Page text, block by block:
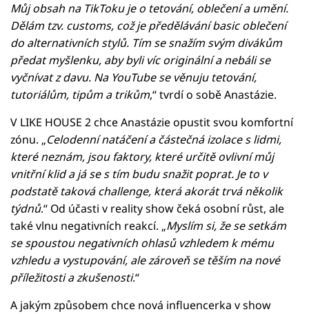
Můj obsah na TikToku je o tetování, oblečení a umění.
Dělám tzv. customs, což je předělávání basic oblečení
do alternativních stylů. Tím se snažím svým divákům
předat myšlenku, aby byli víc originální a nebáli se
vyčnívat z davu. Na YouTube se věnuju tetování,
tutoriálům, tipům a trikům,“ tvrdí o sobě Anastázie.
V LIKE HOUSE 2 chce Anastázie opustit svou komfortní
zónu. „Celodenní natáčení a částečná izolace s lidmi,
které neznám, jsou faktory, které určitě ovlivní můj
vnitřní klid a já se s tím budu snažit poprat. Je to v
podstatě taková challenge, která akorát trvá několik
týdnů.“ Od účasti v reality show čeká osobní růst, ale
také vlnu negativních reakcí. „Myslím si, že se setkám
se spoustou negativních ohlasů vzhledem k mému
vzhledu a vystupování, ale zároveň se těším na nové
příležitosti a zkušenosti.“
A jakým způsobem chce nová influencerka v show